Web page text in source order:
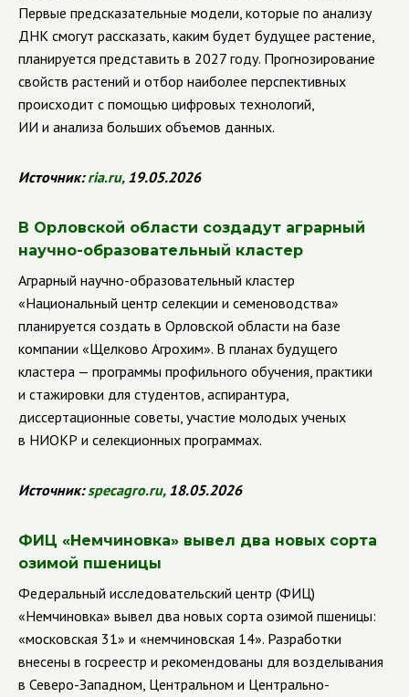
Первые предсказательные модели, которые по анализу
ДНК смогут рассказать, каким будет будущее растение,
планируется представить в 2027 году. Прогнозирование
свойств растений и отбор наиболее перспективных
происходит с помощью цифровых технологий,
ИИ и анализа больших объемов данных.
Источник: ria.ru,19.05.2026
В Орловской области создадут аграрный
научно-образовательный кластер
Аграрный научно-образовательный кластер
«Национальный центр селекции и семеноводства»
планируется создать в Орловской области на базе
компании «Щелково Агрохим». В планах будущего
кластера — программы профильного обучения, практики
и стажировки для студентов, аспирантура,
диссертационные советы, участие молодых ученых
в НИОКР и селекционных программах.
Источник: specagro.ru,18.05.2026
ФИЦ «Немчиновка» вывел два новых сорта
озимой пшеницы
Федеральный исследовательский центр (ФИЦ)
«Немчиновка» вывел два новых сорта озимой пшеницы:
«московская 31» и «немчиновская 14». Разработки
внесены в госреестр и рекомендованы для возделывания
в Северо-Западном, Центральном и Центрально-